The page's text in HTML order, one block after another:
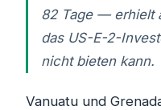
82 Tage — erhielt
das US-E-2-
nicht bieten kann.
Vanuatu und